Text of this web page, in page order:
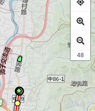
41